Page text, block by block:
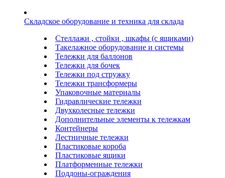
Складское оборудование и техника для склада
Стеллажи , стойки , шкафы (с ящиками)
Такелажное оборудование и системы
Тележки для баллонов
Тележки для бочек
Тележки под стружку
Тележки трансформеры
Упаковочные материалы
Гидравлические тележки
Двухколесные тележки
Дополнительные элементы к тележкам
Контейнеры
Лестничные тележки
Пластиковые короба
Пластиковые ящики
Платформенные тележки
Поддоны-ограждения